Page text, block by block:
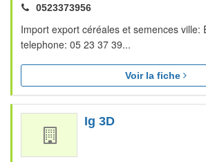
0523373956
Import export céréales et semences ville:
telephone: 05 23 37 39...
Voir la fiche
Ig 3D